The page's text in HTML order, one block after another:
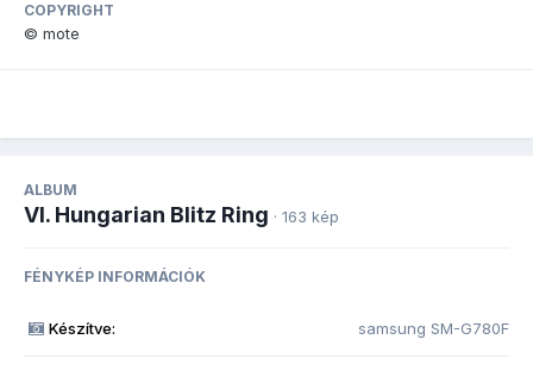
COPYRIGHT
© mote
ALBUM
VI. Hungarian Blitz Ring · 163 kép
FÉNYKÉP INFORMÁCIÓK
Készítve: samsung SM-G780F